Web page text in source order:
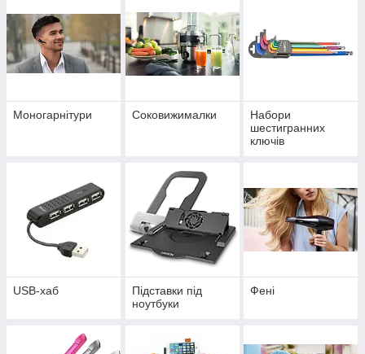
Моногарнітури Соковижималки
Набори
шестигранних
ключів
USB-хаб
Підставки під
ноутбуки
Фені